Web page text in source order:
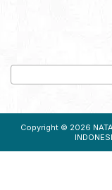
Copyright © 2026